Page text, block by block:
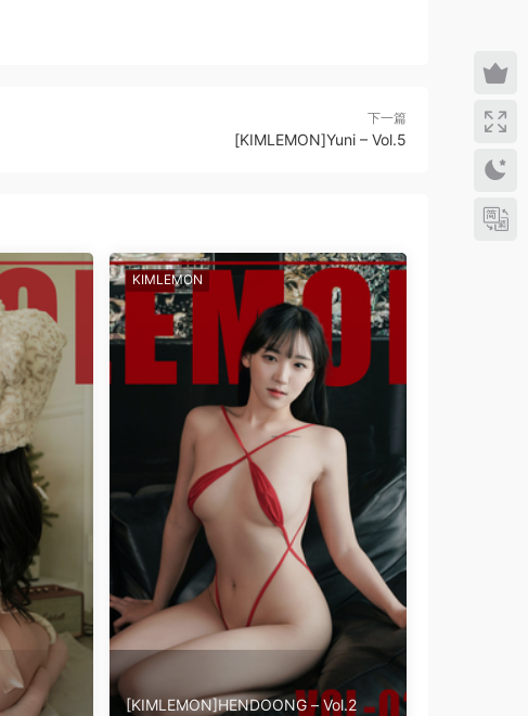
下一篇
[KIMLEMON]Yuni – Vol.5
KIMLEMON
[KIMLEMON]HENDOONG – Vol.2